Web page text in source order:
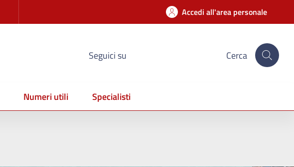
Accedi all'area personale
Seguici su Cerca
Numeri utili Specialisti